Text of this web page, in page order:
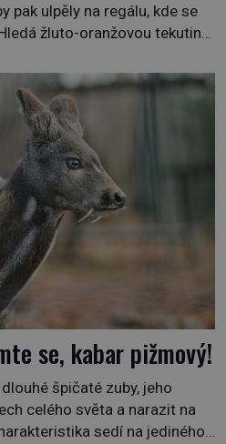
pak ulpěly na regálu, kde se
žluto-oranžovou tekutinu,
aqua regia se skrývá
Svůj přídomek nemá
se, kabar pižmový!
špičaté zuby, jeho
celého světa a narazit na
sedí na jediného